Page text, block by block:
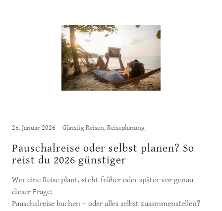
25. Januar 2026 Günstig Reisen, Reiseplanung
Pauschalreise oder selbst planen? So
reist du 2026 günstiger
Wer eine Reise plant, steht früher oder später vor genau
dieser Frage:
Pauschalreise buchen – oder alles selbst zusammenstellen?